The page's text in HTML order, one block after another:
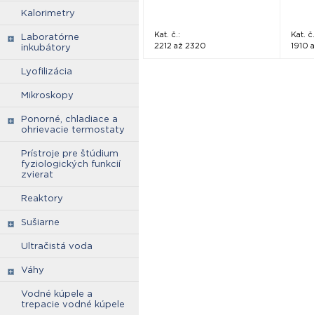
Kalorimetry
Laboratórne
inkubátory
Lyofilizácia
Mikroskopy
Ponorné, chladiace a
ohrievacie termostaty
Prístroje pre štúdium
fyziologických funkcií
zvierat
Reaktory
Sušiarne
Ultračistá voda
Váhy
Vodné kúpele a
trepacie vodné kúpele
Kat. č.:
2212 až 2320
Kat.
1910